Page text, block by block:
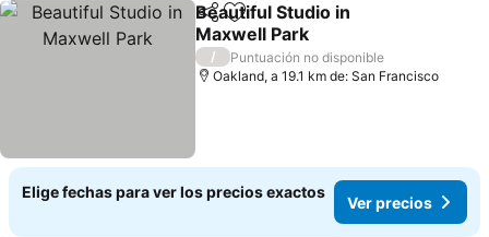
CompartirAgregar a favoritos
Beautiful Studio in
Maxwell Park
Ver precios
/
Puntuación no disponible
Oakland, a 19.1 km de: San Francisco
Elige fechas para ver los precios exactos
Ver precios